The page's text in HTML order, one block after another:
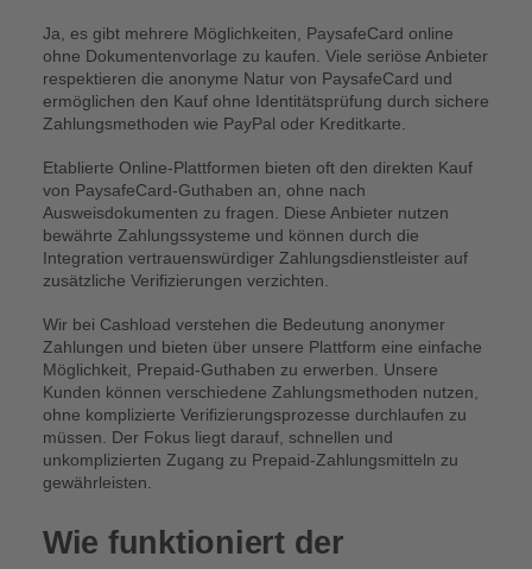
Ja, es gibt mehrere Möglichkeiten, PaysafeCard online
ohne Dokumentenvorlage zu kaufen. Viele seriöse Anbieter
respektieren die anonyme Natur von PaysafeCard und
ermöglichen den Kauf ohne Identitätsprüfung durch sichere
Zahlungsmethoden wie PayPal oder Kreditkarte.
Etablierte Online-Plattformen bieten oft den direkten Kauf
von PaysafeCard-Guthaben an, ohne nach
Ausweisdokumenten zu fragen. Diese Anbieter nutzen
bewährte Zahlungssysteme und können durch die
Integration vertrauenswürdiger Zahlungsdienstleister auf
zusätzliche Verifizierungen verzichten.
Wir bei Cashload verstehen die Bedeutung anonymer
Zahlungen und bieten über unsere Plattform eine einfache
Möglichkeit, Prepaid-Guthaben zu erwerben. Unsere
Kunden können verschiedene Zahlungsmethoden nutzen,
ohne komplizierte Verifizierungsprozesse durchlaufen zu
müssen. Der Fokus liegt darauf, schnellen und
unkomplizierten Zugang zu Prepaid-Zahlungsmitteln zu
gewährleisten.
Wie funktioniert der